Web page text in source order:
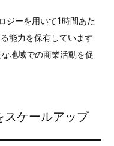
ジーを用いて1時間あた
能力を保有しています
地域での商業活動を促
スケールアップ